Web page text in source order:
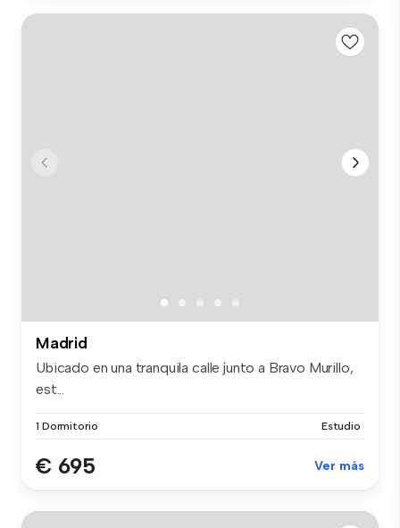
Madrid
Ubicado en una tranquila calle junto a Bravo Murillo,
est...
1 Dormitorio Estudio
€ 695 Ver más